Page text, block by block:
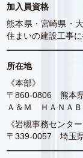
加入員資格
熊本県・宮崎県・
住まいの建設工事
所在地
《本部》
〒860-0806 熊本
Ａ＆Ｍ ＨＡＮＡ
《岩槻事務センター
〒339-0057 埼玉